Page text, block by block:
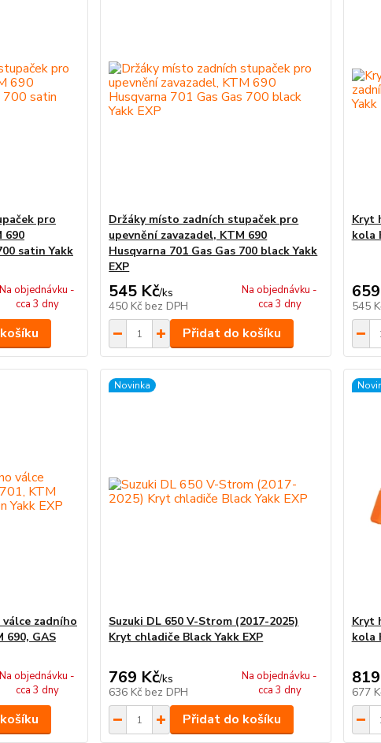
pro
690
satin Yakk
Na objednávku -
cca 3 dny
Držáky místo zadních stupaček pro
upevnění zavazadel, KTM 690
Husqvarna 701 Gas Gas 700 black Yakk
EXP
545 Kč/ks
450 Kč bez DPH
Na objednávku -
cca 3 dny
Přidat do košíku
Kryt
kola
545
zadního
690, GAS
Na objednávku -
cca 3 dny
Novinka
Suzuki DL 650 V-Strom (2017-2025)
Kryt chladiče Black Yakk EXP
769 Kč/ks
636 Kč bez DPH
Na objednávku -
cca 3 dny
Přidat do košíku
Kryt
kola
677